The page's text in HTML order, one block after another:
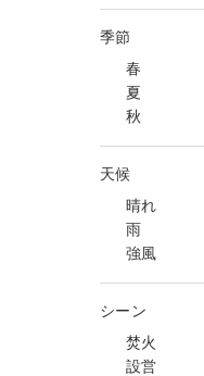
季節
春
夏
秋
天候
晴れ
雨
強風
シーン
焚火
設営